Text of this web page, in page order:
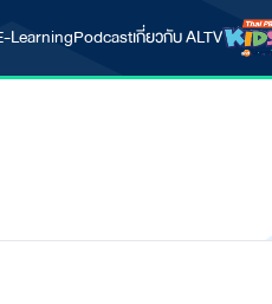
LearningPodcastเกี่ยวกับ ALTV